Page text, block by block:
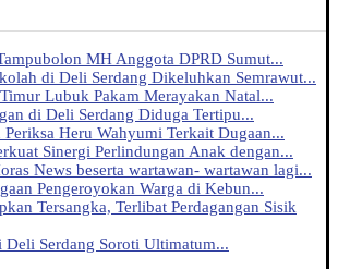
MH Anggota DPRD Sumut...
di Deli Serdang Dikeluhkan Semrawut...
Lubuk Pakam Merayakan Natal...
di Deli Serdang Diduga Tertipu...
Heru Wahyumi Terkait Dugaan...
Sinergi Perlindungan Anak dengan...
News beserta wartawan- wartawan lagi...
Pengeroyokan Warga di Kebun...
Tersangka, Terlibat Perdagangan Sisik
Deli Serdang Soroti Ultimatum...